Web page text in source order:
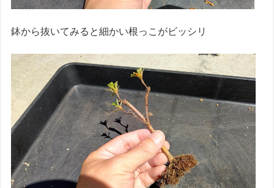
鉢から抜いてみると細かい根っこがビッシリ